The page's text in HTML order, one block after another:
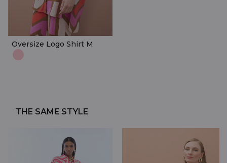
Oversize Logo Shirt M
THE SAME STYLE